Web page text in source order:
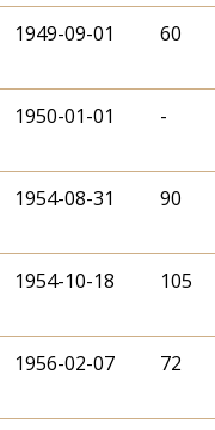
1949-09-01 60
1950-01-01 -
1954-08-31 90
1954-10-18 105
1956-02-07 72